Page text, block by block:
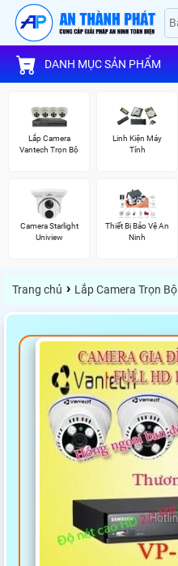
DANH MỤC SẢN PHẨM
Lắp Camera
Vantech Trọn Bộ
Linh Kiện Máy
Tính
Camera Starlight
Uniview
Thiết Bị Bảo Vệ An
Ninh
Trang chủ › Lắp Camera Trọn Bộ